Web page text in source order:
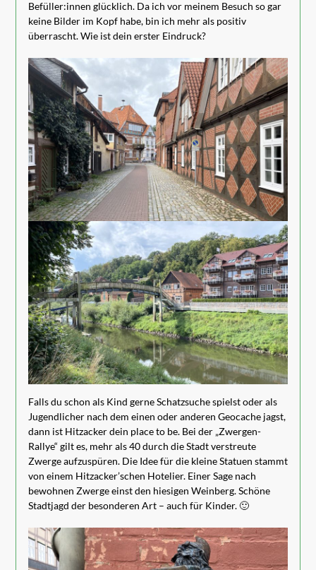
Befüller:innen glücklich. Da ich vor meinem Besuch so gar
keine Bilder im Kopf habe, bin ich mehr als positiv
überrascht. Wie ist dein erster Eindruck?
Falls du schon als Kind gerne Schatzsuche spielst oder als
Jugendlicher nach dem einen oder anderen Geocache jagst,
dann ist Hitzacker dein place to be. Bei der „Zwergen-
Rallye“ gilt es, mehr als 40 durch die Stadt verstreute
Zwerge aufzuspüren. Die Idee für die kleine Statuen stammt
von einem Hitzacker’schen Hotelier. Einer Sage nach
bewohnen Zwerge einst den hiesigen Weinberg. Schöne
Stadtjagd der besonderen Art – auch für Kinder. 🙂